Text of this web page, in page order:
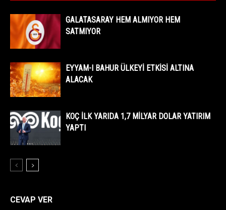
GALATASARAY HEM ALMIYOR HEM
SATMIYOR
EYYAM-I BAHUR ÜLKEYİ ETKİSİ ALTINA
ALACAK
KOÇ İLK YARIDA 1,7 MİLYAR DOLAR YATIRIM
YAPTI
CEVAP VER